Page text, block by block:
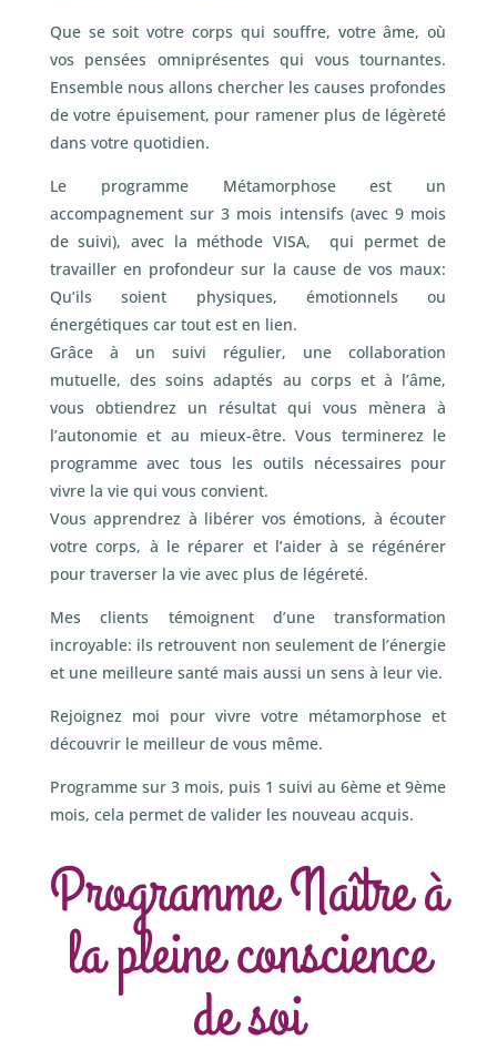
Que se soit votre corps qui souffre, votre âme, où
vos pensées omniprésentes qui vous tournantes.
Ensemble nous allons chercher les causes profondes
de votre épuisement, pour ramener plus de légèreté
dans votre quotidien.
Le programme Métamorphose est un
accompagnement sur 3 mois intensifs (avec 9 mois
de suivi), avec la méthode VISA, qui permet de
travailler en profondeur sur la cause de vos maux:
Qu’ils soient physiques, émotionnels ou
énergétiques car tout est en lien.
Grâce à un suivi régulier, une collaboration
mutuelle, des soins adaptés au corps et à l’âme,
vous obtiendrez un résultat qui vous mènera à
l’autonomie et au mieux-être. Vous terminerez le
programme avec tous les outils nécessaires pour
vivre la vie qui vous convient.
Vous apprendrez à libérer vos émotions, à écouter
votre corps, à le réparer et l’aider à se régénérer
pour traverser la vie avec plus de légéreté.
Mes clients témoignent d’une transformation
incroyable: ils retrouvent non seulement de l’énergie
et une meilleure santé mais aussi un sens à leur vie.
Rejoignez moi pour vivre votre métamorphose et
découvrir le meilleur de vous même.
Programme sur 3 mois, puis 1 suivi au 6ème et 9ème
mois, cela permet de valider les nouveau acquis.
Programme Naître à
la pleine conscience
de soi